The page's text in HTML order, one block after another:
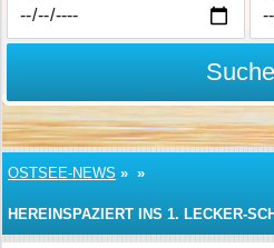
OSTSEE-NEWS » »
HEREINSPAZIERT INS 1. LECKER-